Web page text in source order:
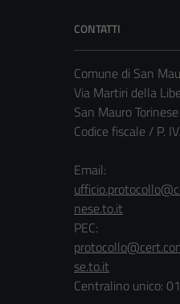
CONTATTI
Comune di San
Via Martiri della
San Mauro
Codice fiscale / P.
Email:
nese.to.it
PEC:
se.to.it
Centralino unico: